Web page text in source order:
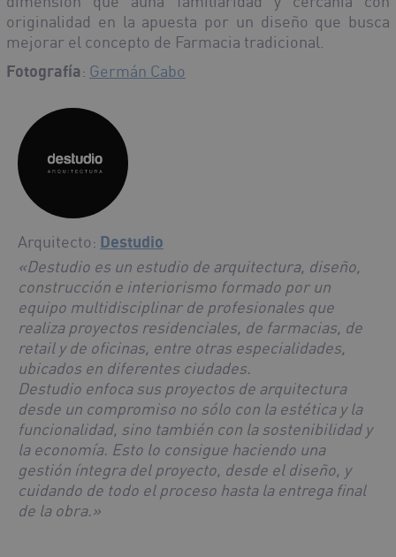
originalidad en la apuesta por un diseño que busca
mejorar el concepto de Farmacia tradicional.
Fotografía: Germán Cabo
Arquitecto: Destudio
«Destudio es un estudio de arquitectura, diseño,
construcción e interiorismo formado por un
equipo multidisciplinar de profesionales que
realiza proyectos residenciales, de farmacias, de
retail y de oficinas, entre otras especialidades,
ubicados en diferentes ciudades.
Destudio enfoca sus proyectos de arquitectura
desde un compromiso no sólo con la estética y la
funcionalidad, sino también con la sostenibilidad y
la economía. Esto lo consigue haciendo una
gestión íntegra del proyecto, desde el diseño, y
cuidando de todo el proceso hasta la entrega final
de la obra.»